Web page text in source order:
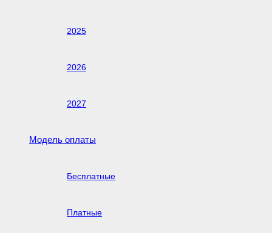
2025
2026
2027
Модель оплаты
Бесплатные
Платные